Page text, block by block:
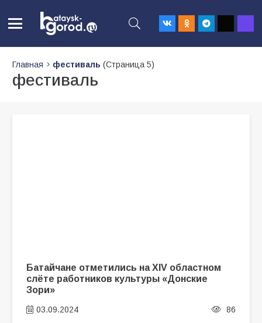
Главная фестиваль (Страница 5)
фестиваль
Батайчане отметились на XIV областном
слёте работников культуры «Донские
Зори»
03.09.2024 86